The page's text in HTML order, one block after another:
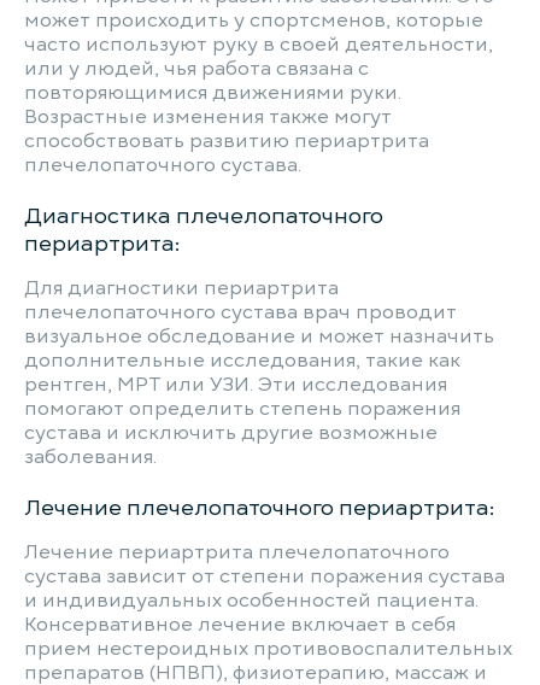
может происходить у спортсменов, которые
часто используют руку в своей деятельности,
или у людей, чья работа связана с
повторяющимися движениями руки.
Возрастные изменения также могут
способствовать развитию периартрита
плечелопаточного сустава.
Диагностика плечелопаточного
периартрита:
Для диагностики периартрита
плечелопаточного сустава врач проводит
визуальное обследование и может назначить
дополнительные исследования, такие как
рентген, МРТ или УЗИ. Эти исследования
помогают определить степень поражения
сустава и исключить другие возможные
заболевания.
Лечение плечелопаточного периартрита:
Лечение периартрита плечелопаточного
сустава зависит от степени поражения сустава
и индивидуальных особенностей пациента.
Консервативное лечение включает в себя
прием нестероидных противовоспалительных
препаратов (НПВП), физиотерапию, массаж и